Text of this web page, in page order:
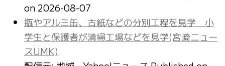
on 2026-08-07
瓶やアルミ缶、古紙などの分別工程を見学 小
学生と保護者が清掃工場などを見学(宮崎ニュー
スUMK)